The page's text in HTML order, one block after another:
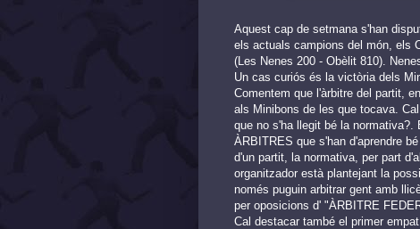
Aquest cap de setmana s'han
els actuals campions del món, els
(Les Nenes 200 - Obèlit 810).
Un cas curiós és la victòria dels
Comentem que l'àrbitre del partit,
als Minibons de les que tocava.
que no s'ha llegit bé la
ÀRBITRES que s'han d'aprendre
d'un partit, la normativa, per part
organitzador està plantejant la
només puguin arbitrar gent amb
per oposicions d' "ÀRBITRE
Cal destacar també el primer